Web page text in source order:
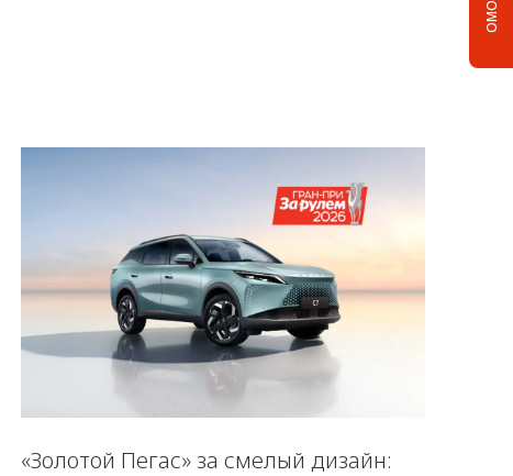
«Золотой Пегас» за смелый дизайн: